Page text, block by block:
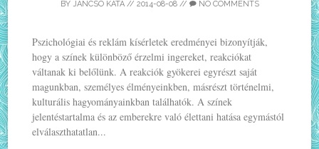
BY JANCSO KATA// 2014-08-08// NO COMMENTS
Pszichológiai és reklám kísérletek eredményei bizonyítják,
hogy a színek különböző érzelmi ingereket, reakciókat
váltanak ki belőlünk. A reakciók gyökerei egyrészt saját
magunkban, személyes élményeinkben, másrészt történelmi,
kulturális hagyományainkban találhatók. A színek
jelentéstartalma és az emberekre való élettani hatása egymástól
elválaszthatatlan...